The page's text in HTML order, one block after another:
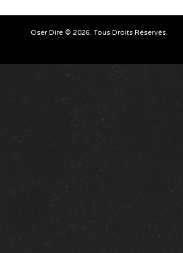
Oser Dire © 2026. Tous Droits Réservés.